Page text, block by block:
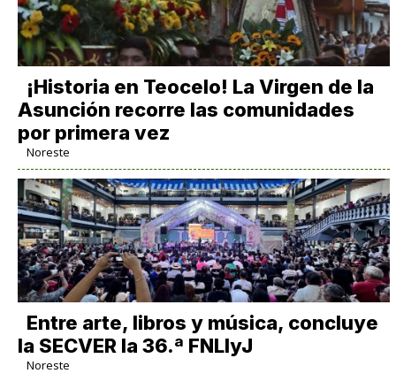
​¡Historia en Teocelo! La Virgen de la
Asunción recorre las comunidades
por primera vez
Noreste
Entre arte, libros y música, concluye
la SECVER la 36.ª FNLIyJ
Noreste